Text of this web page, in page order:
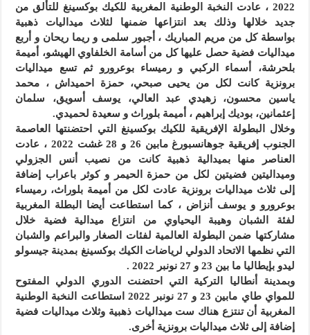
2022 ، عادت النخبة الوطنية المغربية للكيك بوكسينغ للتألق من
جديد خلالها وذلك بعد انتزاعها ضمنها لثلاث ميداليات ذهبية
بواسطة كل من مريم المباريك ، أجبور سلمى و ريما ريحان و أربع
ميداليات فضية حصل عليها كل من أسامة الخلفاوي الهيشو، أميمة
بلحرشة، أسماء الركبي و رميساء بوعرورو ثم تسع ميداليات
برونزية كانت لكل من يحيى صبحي، حمزة احميداش ، محمد
ياسين محسون، زهيدي عبد العالي، يوسف أسويق، سلمان
إعثمانين، بوديك إبراهيم ، أميمة بلوراث و سعيدة لحميدي.
وخلال البطولة الإفريقية للكيك بوكسينغ التي احتضنتها العاصمة
الجنوب إفريقية جوهانسبورغ مابين 26 و 28 غشت 2022 ، عادت
العناصر منها بميدالية ذهبية كانت من نصيب أنس الجزولي
وميداليتين فضيتين لكل من حمزة الحيمر و كوثر باعراب إضافة
إلى ثلاث ميداليات برونزية عادت لكل من أميمة بلوراث، رميساء
بوعرورو و يوسف أنزاض ، كما استطاعت أيضا البطلة المغربية
لفئة الشبان وهيبة اليحياوي من انتزاع ميدالية فضية خلال
مشاركتها ضمن البطولة العالمية لفئات الصغار والبراعم والشبان
التي نظمها الاتحاد الدولي لرياضات الكيك بوكسينغ بمدينة جيسولو
ليدو بإيطاليا ما بين 23 و 27 نونبر 2022 .
وبمدينة أنطاليا التركية التي احتضنت الدوري الدولي المفتوح
للمواي طاي مابين 23 و 27 نونبر 2022 استطاعت النخبة الوطنية
المغربية أن تنتزع هناك ست ميداليات ذهبية وثلاث ميداليات فضية
إضافة إلى ثلاث ميداليات برونزية أخرى.